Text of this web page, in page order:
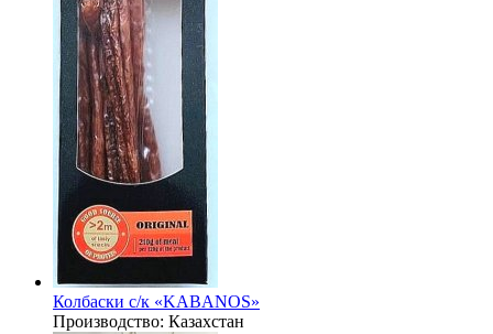
Колбаски с/к «KABANOS»
Производство: Казахстан